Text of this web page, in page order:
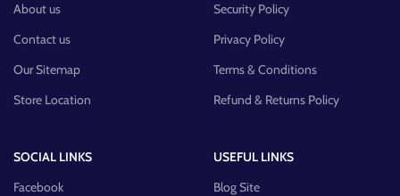
About us
Contact us
Our Sitemap
Store Location
Security Policy
Privacy Policy
Terms & Conditions
Refund & Returns Policy
SOCIAL LINKS
Facebook
USEFUL LINKS
Blog Site